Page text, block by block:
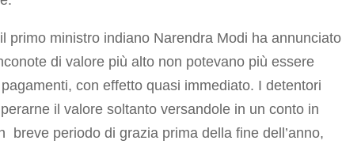
il primo ministro indiano Narendra Modi ha annunciato
di valore più alto non potevano più essere
con effetto quasi immediato. I detentori
il valore soltanto versandole in un conto in
breve periodo di grazia prima della fine dell’anno,